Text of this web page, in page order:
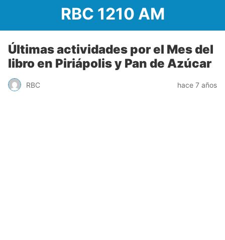
RBC 1210 AM
Últimas actividades por el Mes del
libro en Piriápolis y Pan de Azúcar
RBC hace 7 años